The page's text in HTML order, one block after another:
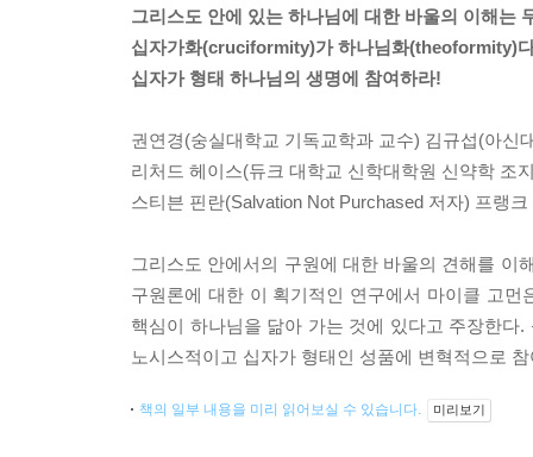
그리스도 안에 있는 하나님에 대한 바울의 이해는
십자가화(cruciformity)가 하나님화(theoformity)
십자가 형태 하나님의 생명에 참여하라!
권연경(숭실대학교 기독교학과 교수) 김규섭(아
리처드 헤이스(듀크 대학교 신학대학원 신약학 조
스티븐 핀란(Salvation Not Purchased 저자) 프랭
그리스도 안에서의 구원에 대한 바울의 견해를 이
구원론에 대한 이 획기적인 연구에서 마이클 고
핵심이 하나님을 닮아 가는 것에 있다고 주장한
노시스적이고 십자가 형태인 성품에 변혁적으로
책의 일부 내용을 미리 읽어보실 수 있습니다. 미리보기